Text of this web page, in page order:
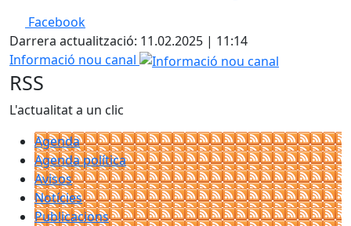
Facebook
Darrera actualització: 11.02.2025 | 11:14
Informació nou canal
RSS
L'actualitat a un clic
Agenda
Agenda política
Avisos
Notícies
Publicacions